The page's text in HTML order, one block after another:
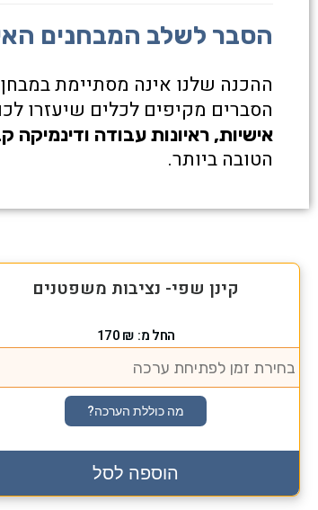
הסבר לשלב המבחנים
ההכנה שלנו אינה מסתיימת
הסברים מקיפים לכלים שיעזרו
אישיות, ראיונות עבודה ודינמיקה
הטובה ביותר.
קינן שפי- נציבות משפטנים
החל מ: 170₪
הוספה לסל
מה כוללת הערכה?